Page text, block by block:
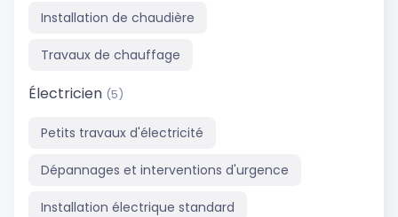
Installation de chaudière
Travaux de chauffage
Électricien (5)
Petits travaux d'électricité
Dépannages et interventions d'urgence
Installation électrique standard